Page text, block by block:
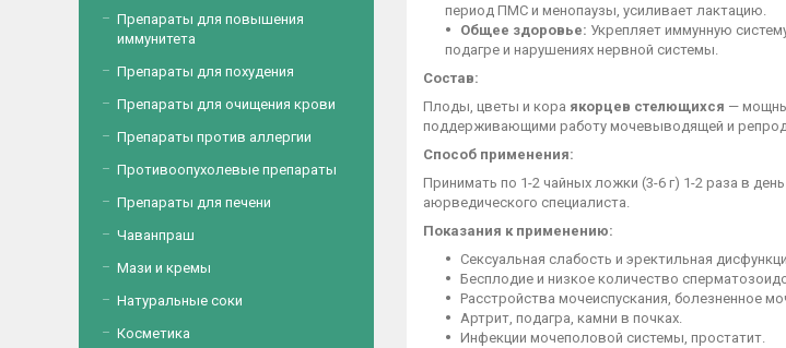
период ПМС и менопаузы, усиливает лактацию.
Общее здоровье: Укрепляет иммунную
подагре и нарушениях нервной системы.
Состав:
Плоды, цветы и кора якорцев стелющихся —
поддерживающими работу мочевыводящей и
Способ применения:
Принимать по 1-2 чайных ложки (3-6 г) 1-2 раза в
аюрведического специалиста.
Показания к применению:
Сексуальная слабость и эректильная
Бесплодие и низкое количество
Расстройства мочеиспускания, болезненное
Артрит, подагра, камни в почках.
Инфекции мочеполовой системы, простатит.
Препараты для повышения
иммунитета
Препараты для похудения
Препараты для очищения крови
Препараты против аллергии
Противоопухолевые препараты
Препараты для печени
Чаванпраш
Мази и кремы
Натуральные соки
Косметика